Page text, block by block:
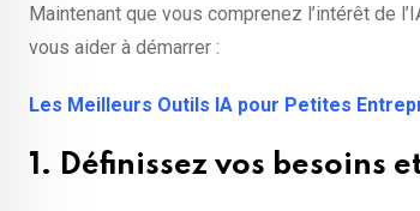
Maintenant que vous comprenez l’intérêt de
vous aider à démarrer :
Les Meilleurs Outils IA pour Petites
1. Définissez vos besoins